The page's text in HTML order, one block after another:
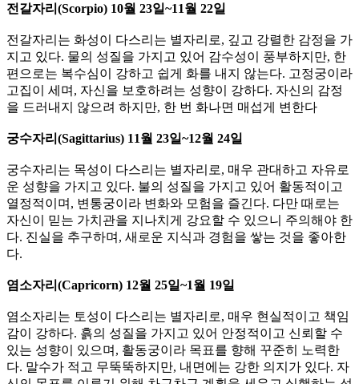
​전갈자리(Scorpio) 10월 23일~11월 22일
전갈자리는 화성이 다스리는 별자리로, 깊고 강렬한 감정을 가
지고 있다.​ 물의 성질을 가지고 있어 감수성이 풍부하지만, 한
편으로는 복수심이 강하고 쉽게 화를 내지 않는다.​ 고정궁이라
고집이 세며, 자신을 보호하려는 성향이 강하다. 자신의 감정
을 드러내지 않으려 하지만, 한 번 화나면 매섭게 변한다
궁수자리(Sagittarius) 11월 23일~12월 24일
궁수자리는 목성이 다스리는 별자리로, 매우 관대하고 자유로
운 성향을 가지고 있다.​ 불의 성질을 가지고 있어 활동적이고
열정적이며, 변통궁이라 변화와 모험을 즐긴다. ​다만 때로는
자신이 믿는 가치관을 지나치게 강요할 수 있으니 주의해야 한
다. 진실을 추구하며, 새로운 지식과 경험을 쌓는 것을 좋아한
다.
​염소자리(Capricorn) 12월 25일~1월 19일​
염소자리는 토성이 다스리는 별자리로, 매우 현실적이고 책임
감이 강하다. 흙의 성질을 가지고 있어 안정적이고 신뢰할 수
있는 성향이 있으며, 활동궁이라 목표를 향해 꾸준히 노력한
다. 말수가 적고 무뚝뚝하지만, 내면에는 강한 의지가 있다. 자